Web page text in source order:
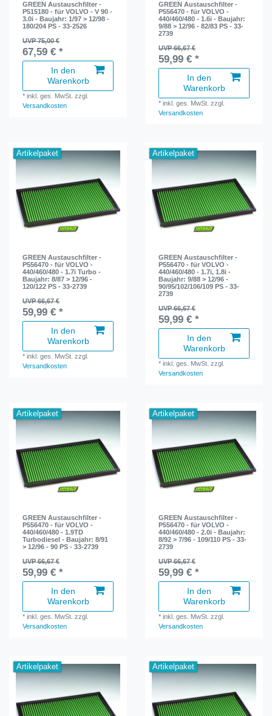
GREEN Austauschfilter -
P515180 - für VOLVO - V 90 -
3.0i - Baujahr: 1/97 > 12/98 -
180/204 PS - 33-2526
UVP 75,00 €
67,59 € *
In den
Warenkorb
*inkl. ges. MwSt. zzgl.
Versandkosten
GREEN Austauschfilter -
P556470 - für VOLVO -
440/460/480 - 1.6i - Baujahr:
9/88 > 12/96 - 82/83 PS - 33-
2739
UVP 66,67 €
59,99 € *
In den
Warenkorb
*inkl. ges. MwSt. zzgl.
Versandkosten
Artikelpaket
GREEN Austauschfilter -
P556470 - für VOLVO -
440/460/480 - 1.7i Turbo -
Baujahr: 8/87 > 12/96 -
120/122 PS - 33-2739
UVP 66,67 €
59,99 € *
In den
Warenkorb
*inkl. ges. MwSt. zzgl.
Versandkosten
Artikelpaket
GREEN Austauschfilter -
P556470 - für VOLVO -
440/460/480 - 1.7i, 1.8i -
Baujahr: 9/88 > 12/96 -
90/95/102/106/109 PS - 33-
2739
UVP 66,67 €
59,99 € *
In den
Warenkorb
*inkl. ges. MwSt. zzgl.
Versandkosten
Artikelpaket
GREEN Austauschfilter -
P556470 - für VOLVO -
440/460/480 - 1.9TD
Turbodiesel - Baujahr: 8/91
> 12/96 - 90 PS - 33-2739
UVP 66,67 €
59,99 € *
In den
Warenkorb
*inkl. ges. MwSt. zzgl.
Versandkosten
Artikelpaket
GREEN Austauschfilter -
P556470 - für VOLVO -
440/460/480 - 2.0i - Baujahr:
8/92 > 7/96 - 109/110 PS - 33-
2739
UVP 66,67 €
59,99 € *
In den
Warenkorb
*inkl. ges. MwSt. zzgl.
Versandkosten
Artikelpaket Artikelpaket